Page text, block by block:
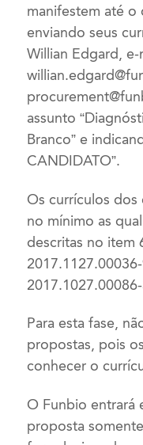
manifestem até o
enviando seus
Willian Edgard, e-
assunto
Branco” e
CANDIDATO”.
Os currículos
no mínimo as
descritas no item
Para esta fase,
propostas, pois
conhecer o
O Funbio entrará
proposta